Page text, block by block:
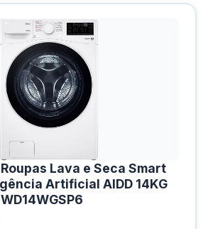
Lava e Seca Smart
Artificial AIDD 14KG